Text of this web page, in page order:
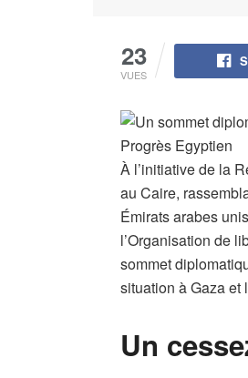
23
VUES
À l’initiative de la
au Caire,
Émirats arabes
l’Organisation de
sommet
situation à Gaza et
Un